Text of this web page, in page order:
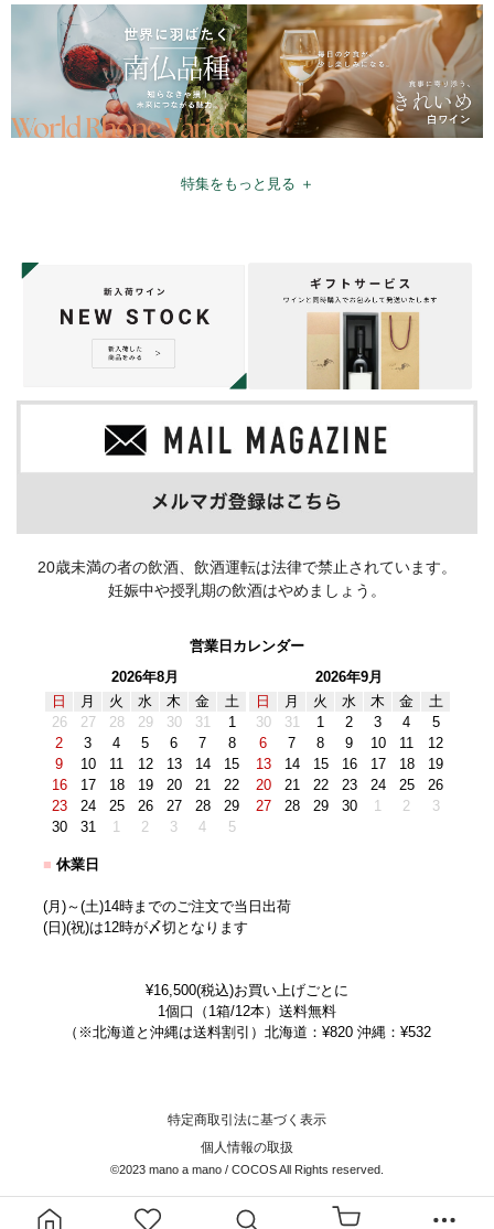
特集をもっと見る ＋
20歳未満の者の飲酒、飲酒運転は法律で禁止されています。
妊娠中や授乳期の飲酒はやめましょう。
営業日カレンダー
2026年8月
日
月 火 水 木 金
土
26
27 28 29 30 31
1
2
3 4 5 6 7
8
9
10 11 12 13 14
15
16
17 18 19 20 21
22
23
24 25 26 27 28
29
30
31 1 2 3 4 5
2026年9月
日
月 火 水 木 金
土
30
31 1 2 3 4
5
6
7 8 9 10 11
12
13
14 15 16 17 18
19
20
21 22 23 24 25
26
27
28 29 30 1 2 3
■ 休業日
(月)～(土)14時までのご注文で当日出荷
(日)(祝)は12時が〆切となります
¥16,500(税込)お買い上げごとに
1個口（1箱/12本）送料無料
（※北海道と沖縄は送料割引）北海道：¥820 沖縄：¥532
特定商取引法に基づく表示
個人情報の取扱
©2023 mano a mano / COCOS All Rights reserved.